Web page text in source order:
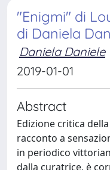
"Enigmi" di
di Daniela
Daniela Daniele
2019-01-01
Abstract
Edizione critica
racconto a
in periodico
dalla curatrice, è